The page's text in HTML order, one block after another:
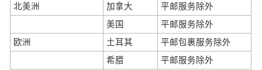
北美洲
加拿大
平邮服务除外
美国
平邮服务除外
欧洲
土耳其
平邮包裹服务除外
希腊
平邮服务除外